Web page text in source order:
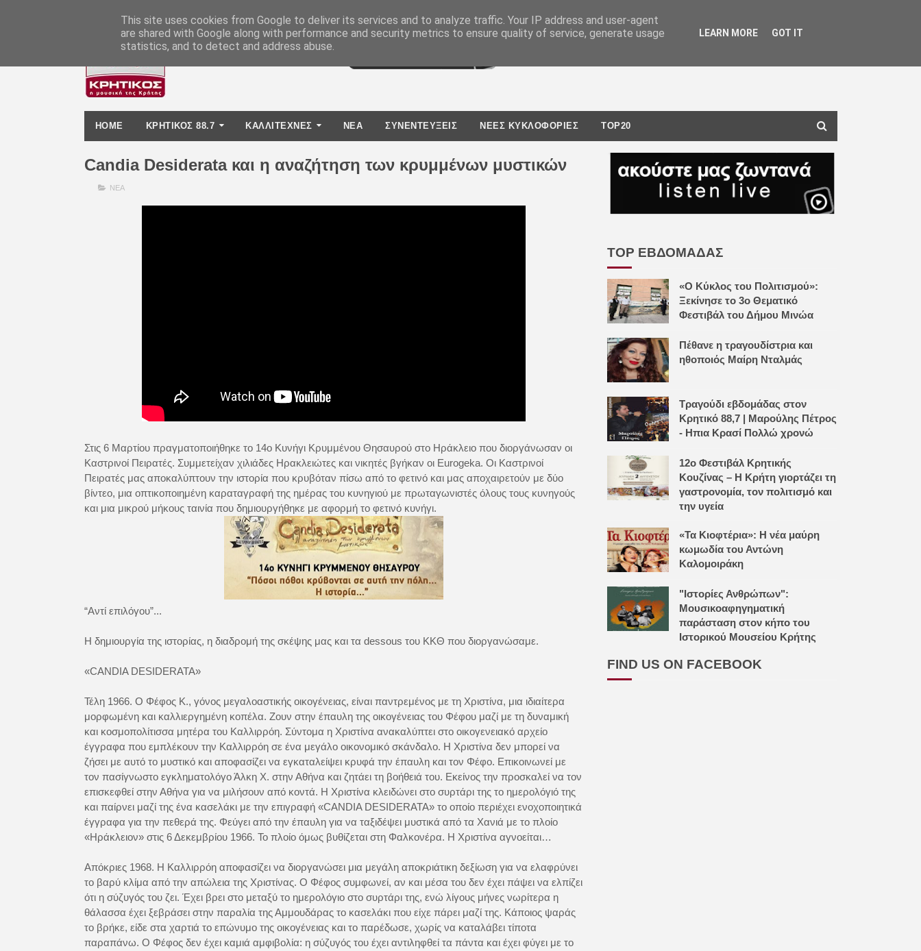
HOME ΚΡΗΤΙΚΟΣ 88.7 ΚΑΛΛΙΤΕΧΝΕΣ ΝΕΑ ΣΥΝΕΝΤΕΥΞΕΙΣ ΝΕΕΣ ΚΥΚΛΟΦΟΡΙΕΣ TOP20
Candia Desiderata και η αναζήτηση των κρυμμένων μυστικών
ΝΕΑ
Στις 6 Μαρτίου πραγματοποιήθηκε το 14ο Κυνήγι Κρυμμένου Θησαυρού στο Ηράκλειο που διοργάνωσαν οι
Καστρινοί Πειρατές. Συμμετείχαν χιλιάδες Ηρακλειώτες και νικητές βγήκαν οι Eurogeka. Οι Καστρινοί
Πειρατές μας αποκαλύπτουν την ιστορία που κρυβόταν πίσω από το φετινό και μας αποχαιρετούν με δύο
βίντεο, μια οπτικοποιημένη καραταγραφή της ημέρας του κυνηγιού με πρωταγωνιστές όλους τους κυνηγούς
και μια μικρού μήκους ταινία που δημιουργήθηκε με αφορμή το φετινό κυνήγι.
“Αντί επιλόγου”...
Η δημιουργία της ιστορίας, η διαδρομή της σκέψης μας και τα dessous του ΚΚΘ που διοργανώσαμε.
«CANDIA DESIDERATA»
Τέλη 1966. Ο Φέφος Κ., γόνος μεγαλοαστικής οικογένειας, είναι παντρεμένος με τη Χριστίνα, μια ιδιαίτερα
μορφωμένη και καλλιεργημένη κοπέλα. Ζουν στην έπαυλη της οικογένειας του Φέφου μαζί με τη δυναμική
και κοσμοπολίτισσα μητέρα του Καλλιρρόη. Σύντομα η Χριστίνα ανακαλύπτει στο οικογενειακό αρχείο
έγγραφα που εμπλέκουν την Καλλιρρόη σε ένα μεγάλο οικονομικό σκάνδαλο. Η Χριστίνα δεν μπορεί να
ζήσει με αυτό το μυστικό και αποφασίζει να εγκαταλείψει κρυφά την έπαυλη και τον Φέφο. Επικοινωνεί με
τον πασίγνωστο εγκληματολόγο Άλκη Χ. στην Αθήνα και ζητάει τη βοήθειά του. Εκείνος την προσκαλεί να τον
επισκεφθεί στην Αθήνα για να μιλήσουν από κοντά. Η Χριστίνα κλειδώνει στο συρτάρι της το ημερολόγιό της
και παίρνει μαζί της ένα κασελάκι με την επιγραφή «CANDIA DESIDERATA» το οποίο περιέχει ενοχοποιητικά
έγγραφα για την πεθερά της. Φεύγει από την έπαυλη για να ταξιδέψει μυστικά από τα Χανιά με το πλοίο
«Ηράκλειον» στις 6 Δεκεμβρίου 1966. Το πλοίο όμως βυθίζεται στη Φαλκονέρα. Η Χριστίνα αγνοείται…
Απόκριες 1968. Η Καλλιρρόη αποφασίζει να διοργανώσει μια μεγάλη αποκριάτικη δεξίωση για να ελαφρύνει
το βαρύ κλίμα από την απώλεια της Χριστίνας. Ο Φέφος συμφωνεί, αν και μέσα του δεν έχει πάψει να ελπίζει
ότι η σύζυγός του ζει. Έχει βρει στο μεταξύ το ημερολόγιο στο συρτάρι της, ενώ λίγους μήνες νωρίτερα η
θάλασσα έχει ξεβράσει στην παραλία της Αμμουδάρας το κασελάκι που είχε πάρει μαζί της. Κάποιος ψαράς
το βρήκε, είδε στα χαρτιά το επώνυμο της οικογένειας και το παρέδωσε, χωρίς να καταλάβει τίποτα
παραπάνω. Ο Φέφος δεν έχει καμιά αμφιβολία: η σύζυγός του έχει αντιληφθεί τα πάντα και έχει φύγει με το
TOP ΕΒΔΟΜΑΔΑΣ
«Ο Κύκλος του Πολιτισμού»:
Ξεκίνησε το 3ο Θεματικό
Φεστιβάλ του Δήμου Μινώα
Πέθανε η τραγουδίστρια και
ηθοποιός Μαίρη Νταλμάς
Τραγούδι εβδομάδας στον
Κρητικό 88,7 | Μαρούλης Πέτρος
- Ηπια Κρασί Πολλώ χρονώ
12ο Φεστιβάλ Κρητικής
Κουζίνας – Η Κρήτη γιορτάζει τη
γαστρονομία, τον πολιτισμό και
την υγεία
«Τα Κιοφτέρια»: Η νέα μαύρη
κωμωδία του Αντώνη
Καλομοιράκη
"Ιστορίες Ανθρώπων":
Μουσικοαφηγηματική
παράσταση στον κήπο του
Ιστορικού Μουσείου Κρήτης
FIND US ON FACEBOOK
This site uses cookies from Google to deliver its services and to analyze traffic. Your IP address and user-agent
are shared with Google along with performance and security metrics to ensure quality of service, generate usage
statistics, and to detect and address abuse.
LEARN MORE GOT IT